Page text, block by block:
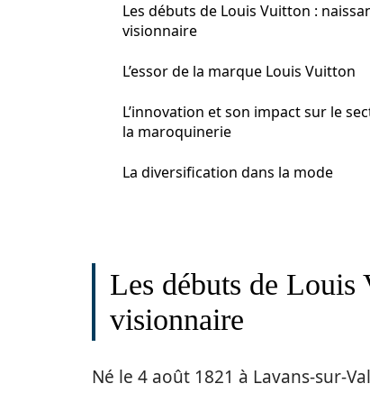
Les débuts de Louis Vuitton :
visionnaire
L’essor de la marque Louis Vuitton
L’innovation et son impact sur le
la maroquinerie
La diversification dans la mode
Les débuts de Louis
visionnaire
Né le 4 août 1821 à Lavans-sur-